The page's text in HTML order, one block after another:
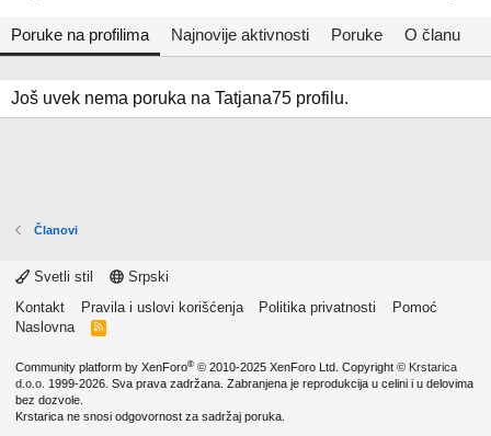
Poruke na profilima Najnovije aktivnosti Poruke O članu
Još uvek nema poruka na Tatjana75 profilu.
Članovi
Svetli stil
Srpski
Kontakt
Pravila i uslovi korišćenja Politika privatnosti
Pomoć
Naslovna
R
Community platform by XenForo® © 2010-2025 XenForo Ltd. Copyright © Krstarica
d.o.o. 1999-2026. Sva prava zadržana. Zabranjena je reprodukcija u celini i u delovima
bez dozvole.
Krstarica ne snosi odgovornost za sadržaj poruka.